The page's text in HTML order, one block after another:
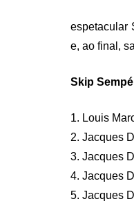
espetacular
e, ao final,
Skip
1. Louis
2. Jacques
3. Jacques
4. Jacques
5. Jacques